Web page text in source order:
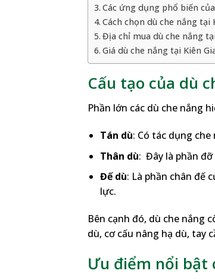
Các ứng dụng phổ biến
Cách chọn dù che nắng
Địa chỉ mua dù che nắng
Giá dù che nắng tại Kiên
Cấu tạo của dù
Phần lớn các dù che nắng
Tán dù: Có tác dụng
Thân dù: Đây là phần
Đế dù: Là phần chân đế
lực.
Bên cạnh đó, dù che nắng
dù, cơ cấu nâng hạ dù, tay
Ưu điểm nổi bật